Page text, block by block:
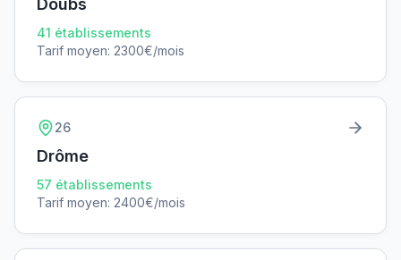
Doubs
41 établissements
Tarif moyen: 2300€/mois
26
Drôme
57 établissements
Tarif moyen: 2400€/mois